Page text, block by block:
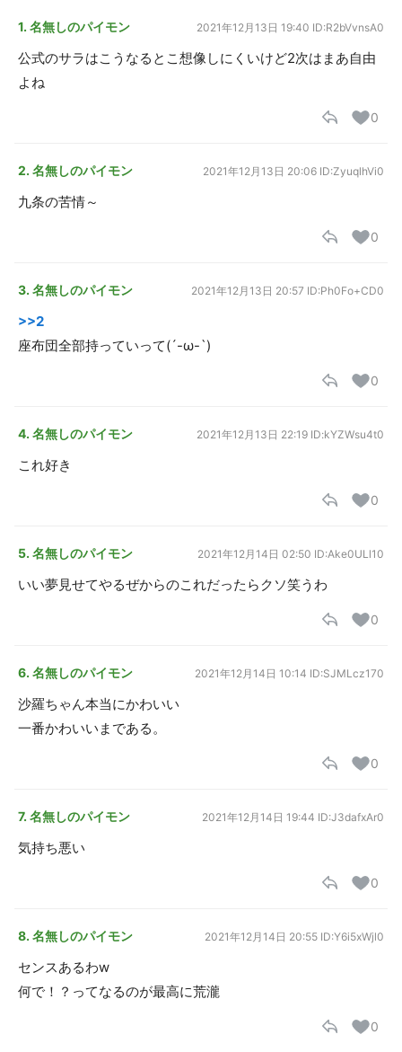
1. 名無しのパイモン 2021年12月13日 19:40 ID:R2bVvnsA0
公式のサラはこうなるとこ想像しにくいけど2次はまあ自由
よね
0
2. 名無しのパイモン 2021年12月13日 20:06 ID:ZyuqlhVi0
九条の苦情～
0
3. 名無しのパイモン 2021年12月13日 20:57 ID:Ph0Fo+CD0
>>2
座布団全部持っていって(´-ω-`)
0
4. 名無しのパイモン 2021年12月13日 22:19 ID:kYZWsu4t0
これ好き
0
5. 名無しのパイモン 2021年12月14日 02:50 ID:Ake0ULl10
いい夢見せてやるぜからのこれだったらクソ笑うわ
0
6. 名無しのパイモン 2021年12月14日 10:14 ID:SJMLcz170
沙羅ちゃん本当にかわいい
一番かわいいまである。
0
7. 名無しのパイモン 2021年12月14日 19:44 ID:J3dafxAr0
気持ち悪い
0
8. 名無しのパイモン 2021年12月14日 20:55 ID:Y6i5xWjl0
センスあるわw
何で！？ってなるのが最高に荒瀧
0